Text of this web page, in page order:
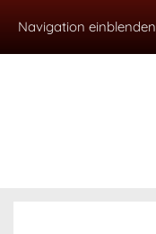
Navigation einblenden